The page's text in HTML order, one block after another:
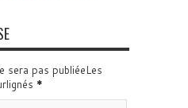
sera pas publiéeLes
*